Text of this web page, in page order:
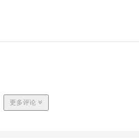
更多评论